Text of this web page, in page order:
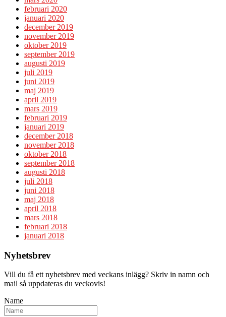
februari 2020
januari 2020
december 2019
november 2019
oktober 2019
september 2019
augusti 2019
juli 2019
juni 2019
maj 2019
april 2019
mars 2019
februari 2019
januari 2019
december 2018
november 2018
oktober 2018
september 2018
augusti 2018
juli 2018
juni 2018
maj 2018
april 2018
mars 2018
februari 2018
januari 2018
Nyhetsbrev
Vill du få ett nyhetsbrev med veckans inlägg? Skriv in namn och
mail så uppdateras du veckovis!
Name